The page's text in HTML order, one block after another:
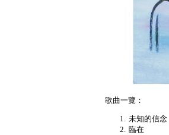
歌曲一覽：
未知的信念
臨在